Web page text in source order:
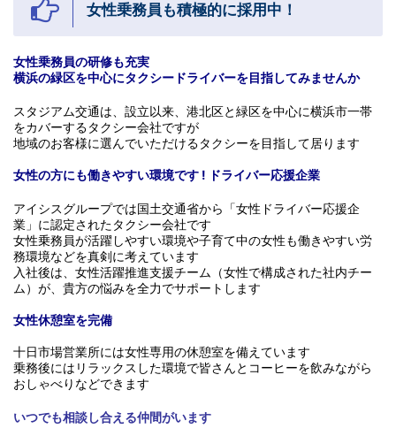
女性乗務員も積極的に採用中！
女性乗務員の研修も充実
横浜の緑区を中心にタクシードライバーを目指してみませんか
スタジアム交通は、設立以来、港北区と緑区を中心に横浜市一帯
をカバーするタクシー会社ですが
地域のお客様に選んでいただけるタクシーを目指して居ります
女性の方にも働きやすい環境です ! ドライバー応援企業
アイシスグループでは国土交通省から「女性ドライバー応援企
業」に認定されたタクシー会社です
女性乗務員が活躍しやすい環境や子育て中の女性も働きやすい労
務環境などを真剣に考えています
入社後は、女性活躍推進支援チーム（女性で構成された社内チー
ム）が、貴方の悩みを全力でサポートします
女性休憩室を完備
十日市場営業所には女性専用の休憩室を備えています
乗務後にはリラックスした環境で皆さんとコーヒーを飲みながら
おしゃべりなどできます
いつでも相談し合える仲間がいます